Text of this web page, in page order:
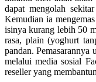
dapat mengolah
Kemudian ia
isinya kurang lebih 50
rasa, plain (yoghurt
pandan.
melalui media sosial
reseller yang